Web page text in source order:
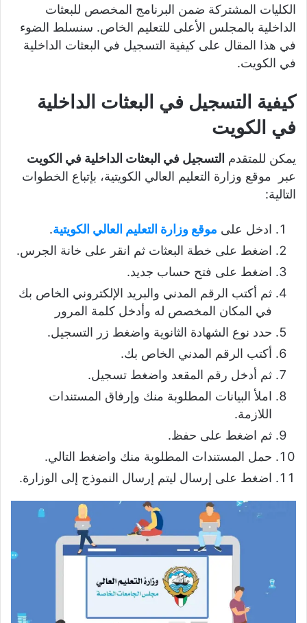
الكليات المشتركة ضمن البرنامج المخصص للبعثات
الداخلية بالمجلس الأعلى للتعليم الخاص. سنسلط الضوء
في هذا المقال على كيفية التسجيل في البعثات الداخلية
في الكويت.
كيفية التسجيل في البعثات الداخلية
في الكويت
يمكن للمتقدم التسجيل في البعثات الداخلية في الكويت
عبر موقع وزارة التعليم العالي الكويتية، بإتباع الخطوات
التالية:
ادخل على موقع وزارة التعليم العالي الكويتية.
اضغط على خطة البعثات ثم انقر على خانة الجرس.
اضغط على فتح حساب جديد.
ثم أكتب الرقم المدني والبريد الإلكتروني الخاص بك
في المكان المخصص له وأدخل كلمة المرور
حدد نوع الشهادة الثانوية واضغط زر التسجيل.
أكتب الرقم المدني الخاص بك.
ثم أدخل رقم المقعد واضغط تسجيل.
املأ البيانات المطلوبة منك وإرفاق المستندات
اللازمة.
ثم اضغط على حفظ.
حمل المستندات المطلوبة منك واضغط التالي.
اضغط على إرسال ليتم إرسال النموذج إلى الوزارة.